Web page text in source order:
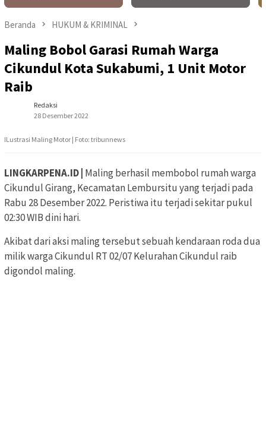
Beranda HUKUM & KRIMINAL
Maling Bobol Garasi Rumah Warga
Cikundul Kota Sukabumi, 1 Unit Motor
Raib
Redaksi
28 Desember 2022
ILustrasi Maling Motor | Foto: tribunnews
LINGKARPENA.ID | Maling berhasil membobol rumah warga
Cikundul Girang, Kecamatan Lembursitu yang terjadi pada
Rabu 28 Desember 2022. Peristiwa itu terjadi sekitar pukul
02:30 WIB dini hari.
Akibat dari aksi maling tersebut sebuah kendaraan roda dua
milik warga Cikundul RT 02/07 Kelurahan Cikundul raib
digondol maling.